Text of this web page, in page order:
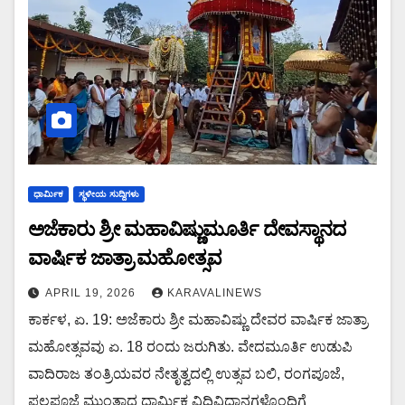
ಧಾರ್ಮಿಕ ಸ್ಥಳೀಯ ಸುದ್ದಿಗಳು
ಅಜೆಕಾರು ಶ್ರೀ ಮಹಾವಿಷ್ಣುಮೂರ್ತಿ ದೇವಸ್ಥಾನದ
ವಾರ್ಷಿಕ ಜಾತ್ರಾ ಮಹೋತ್ಸವ
APRIL 19, 2026 KARAVALINEWS
ಕಾರ್ಕಳ, ಏ. 19: ಅಜೆಕಾರು ಶ್ರೀ ಮಹಾವಿಷ್ಣು ದೇವರ ವಾರ್ಷಿಕ ಜಾತ್ರಾ
ಮಹೋತ್ಸವವು ಏ. 18 ರಂದು ಜರುಗಿತು. ವೇದಮೂರ್ತಿ ಉಡುಪಿ
ವಾದಿರಾಜ ತಂತ್ರಿಯವರ ನೇತೃತ್ವದಲ್ಲಿ ಉತ್ಸವ ಬಲಿ, ರಂಗಪೂಜೆ,
ಪಲ್ಲಪೂಜೆ ಮುಂತಾದ ಧಾರ್ಮಿಕ ವಿಧಿವಿಧಾನಗಳೊಂದಿಗೆ